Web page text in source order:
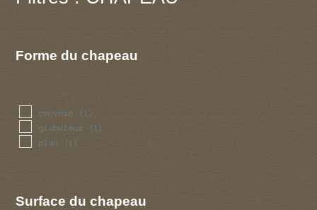
Forme du chapeau
convexe (1)
globuleux (1)
plan (1)
Surface du chapeau